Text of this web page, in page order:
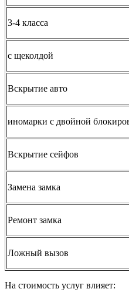
3-4 класса
с щеколдой
Вскрытие авто
иномарки с двойной
Вскрытие сейфов
Замена замка
Ремонт замка
Ложный вызов
На стоимость услуг влияет: